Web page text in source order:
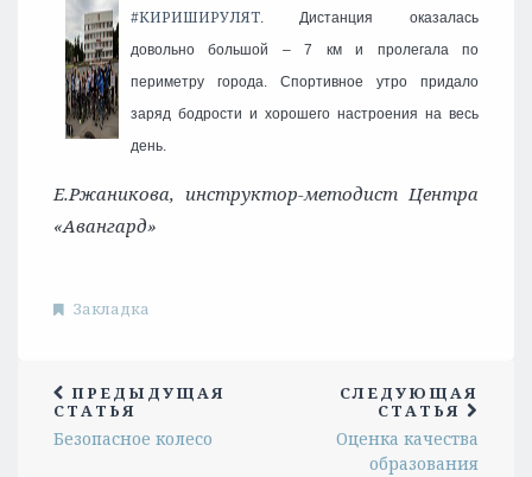
#КИРИШИРУЛЯТ. Дистанция оказалась
довольно большой – 7 км и пролегала по
периметру города. Спортивное утро придало
заряд бодрости и хорошего настроения на весь
день.
Е.Ржаникова, инструктор-методист Центра
«Авангард»
Закладка
ПРЕДЫДУЩАЯ
СТАТЬЯ
Безопасное колесо
СЛЕДУЮЩАЯ
СТАТЬЯ
Оценка качества
образования